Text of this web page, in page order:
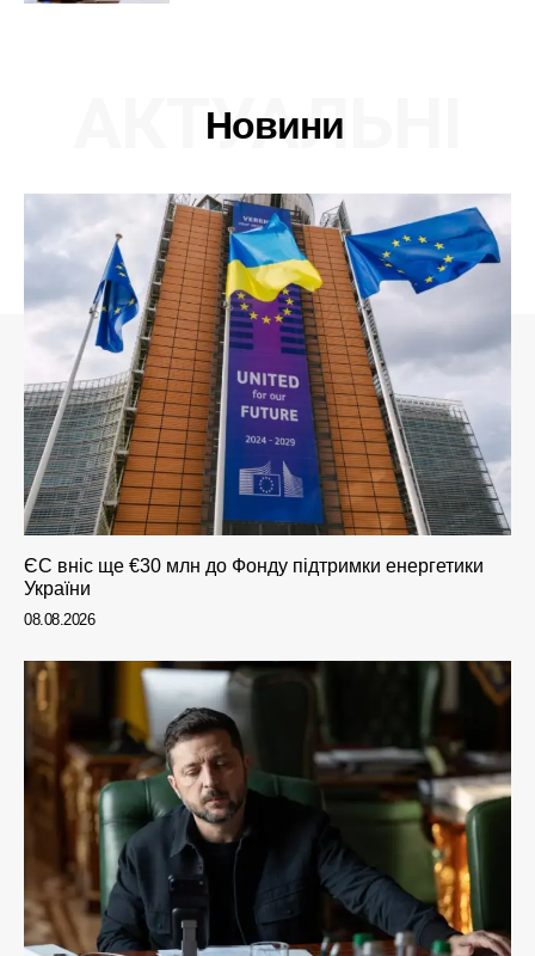
Новини
АКТУАЛЬНІ
ЄС вніс ще €30 млн до Фонду підтримки енергетики
України
08.08.2026